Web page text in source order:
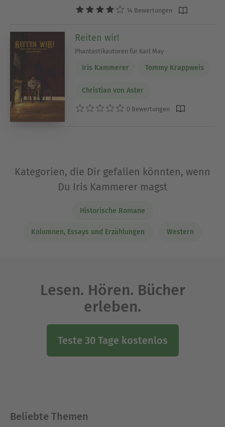
14 Bewertungen
Reiten wir!
Phantastikautoren für Karl May
Iris Kammerer Tommy Krappweis
Christian von Aster
0 Bewertungen
Kategorien, die Dir gefallen könnten, wenn
Du Iris Kammerer magst
Historische Romane
Kolumnen, Essays und Erzählungen Western
Lesen. Hören. Bücher
erleben.
Teste 30 Tage kostenlos
Beliebte Themen